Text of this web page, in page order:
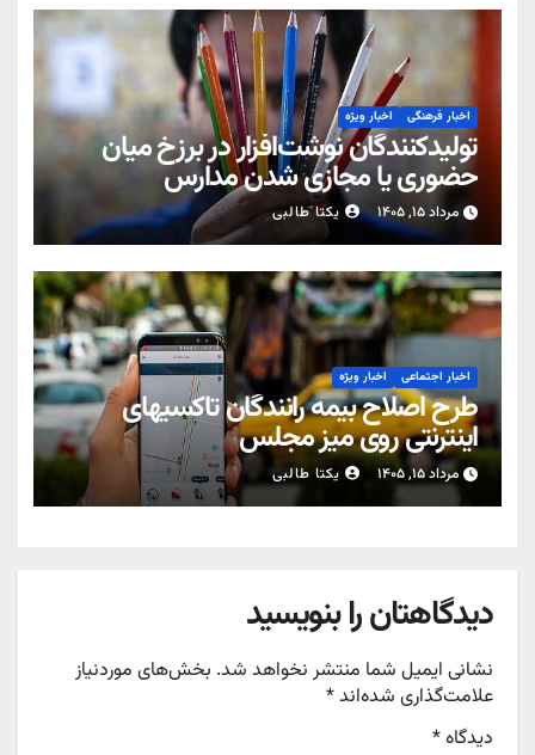
اخبار فرهنگی اخبار ویژه
تولیدکنندگان نوشت‌افزار در برزخ میان
حضوری یا مجازی شدن مدارس
مرداد ۱۵, ۱۴۰۵ یکتا طالبی
اخبار اجتماعی اخبار ویژه
طرح اصلاح بیمه رانندگان تاکسیهای
اینترنتی روی میز مجلس
مرداد ۱۵, ۱۴۰۵ یکتا طالبی
دیدگاهتان را بنویسید
نشانی ایمیل شما منتشر نخواهد شد. بخش‌های موردنیاز
علامت‌گذاری شده‌اند*
دیدگاه*